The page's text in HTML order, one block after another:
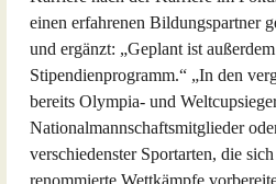
einen erfahrenen Bildungspartner
und ergänzt: „Geplant ist
Stipendienprogramm.“ „In den
bereits Olympia- und
Nationalmannschaftsmitglieder
verschiedenster Sportarten, die
renommierte Wettkämpfe